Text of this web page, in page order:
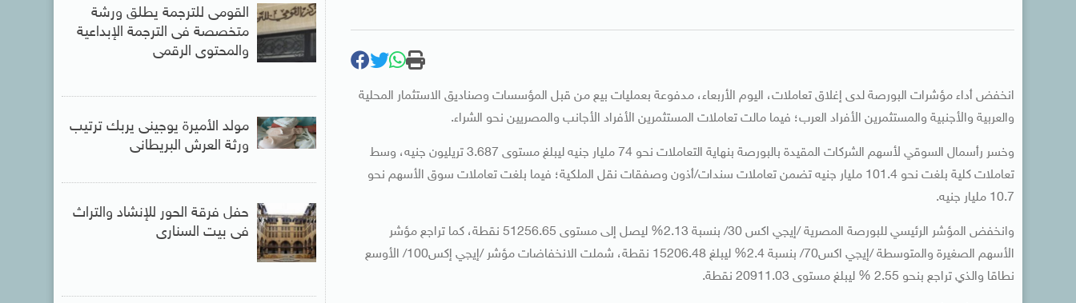
انخفض أداء مؤشرات البورصة لدى إغلاق تعاملات، اليوم الأربعاء، مدفوعة بعمليات بيع من قبل المؤسسات وصناديق الاستثمار المحلية
والعربية والأجنبية والمستثمرين الأفراد العرب؛ فيما مالت تعاملات المستثمرين الأفراد الأجانب والمصريين نحو الشراء.
وخسر رأسمال السوقي لأسهم الشركات المقيدة بالبورصة بنهاية التعاملات نحو 74 مليار جنيه ليبلغ مستوى 3.687 تريليون جنيه، وسط
تعاملات كلية بلغت نحو 101.4 مليار جنيه تضمن تعاملات سندات/أذون وصفقات نقل الملكية؛ فيما بلغت تعاملات سوق الأسهم نحو
10.7 مليار جنيه.
وانخفض المؤشر الرئيسي للبورصة المصرية /إيجي اكس 30/ بنسبة 2.13% ليصل إلى مستوى 51256.65 نقطة، كما تراجع مؤشر
الأسهم الصغيرة والمتوسطة /إيجي اكس70/ بنسبة 2.4% ليبلغ 15206.48 نقطة، شملت الانخفاضات مؤشر /إيجي إكس100/ الأوسع
نطاقا والذي تراجع بنحو 2.55 % ليبلغ مستوى 20911.03 نقطة.
القومى للترجمة يطلق ورشة
متخصصة فى الترجمة الإبداعية
والمحتوى الرقمى
مولد الأميرة يوجينى يربك ترتيب
ورثة العرش البريطانى
حفل فرقة الحور للإنشاد والتراث
فى بيت السنارى